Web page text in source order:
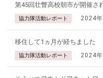
第45回壮瞥高校朝市が開催さ
協力隊活動レポート 2024
移住して1ヵ月が経ちました
協力隊活動レポート 2024